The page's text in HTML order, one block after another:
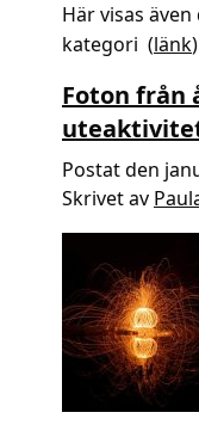
Här visas
kategori (länk)
Foton från
Postat den
Skrivet av